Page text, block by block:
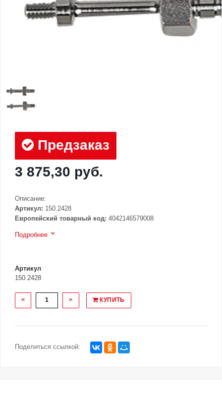
Предзаказ
3 875,30 руб.
Описание:
Артикул: 150.2428
Европейский товарный код: 4042146579008
Подробнее
Артикул
150.2428
< > КУПИТЬ
Поделиться ссылкой: